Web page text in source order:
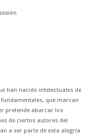
han nacido intelectuales de
que marcan
pretende abarcar los
de ciertos autores del
a ser parte de esta alegría